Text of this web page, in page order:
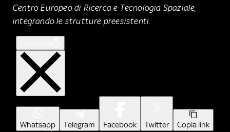
Centro Europeo di Ricerca e Tecnologia Spaziale,
integrando le strutture preesistenti.
Whatsapp Telegram Facebook Twitter Copia link